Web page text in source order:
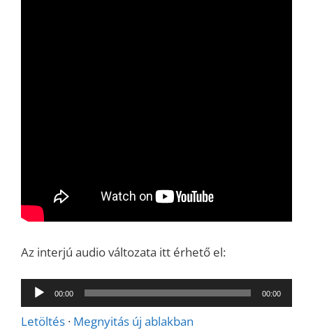
Az interjú audio változata itt érhető el:
Audió
lejátszó
00:00 00:00
Letöltés · Megnyitás új ablakban